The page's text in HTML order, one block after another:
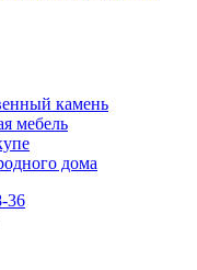
камень
мебель
дома
36